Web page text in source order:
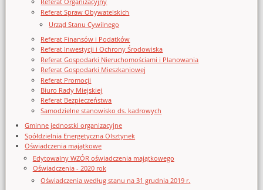
Referat Spraw Obywatelskich
Urząd Stanu Cywilnego
Referat Finansów i Podatków
Referat Inwestycji i Ochrony Środowiska
Referat Gospodarki Nieruchomościami i Planowania
Referat Gospodarki Mieszkaniowej
Referat Promocji
Biuro Rady Miejskiej
Referat Bezpieczeństwa
Samodzielne stanowisko ds. kadrowych
Gminne jednostki organizacyjne
Spółdzielnia Energetyczna Olsztynek
Oświadczenia majątkowe
Edytowalny WZÓR oświadczenia majątkowego
Oświadczenia - 2020 rok
Oświadczenia według stanu na 31 grudnia 2019 r.